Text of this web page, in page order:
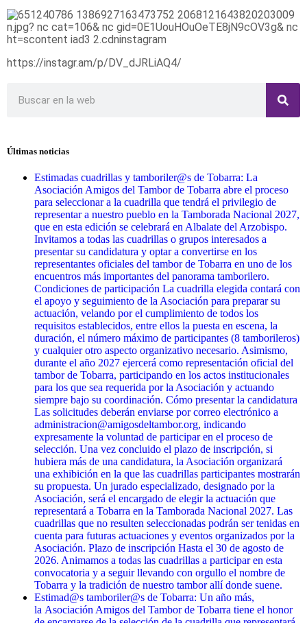
https://instagr.am/p/DV_dJRLiAQ4/
Últimas noticias
Estimadas cuadrillas y tamboriler@s de Tobarra: La
Asociación Amigos del Tambor de Tobarra abre el proceso
para seleccionar a la cuadrilla que tendrá el privilegio de
representar a nuestro pueblo en la Tamborada Nacional 2027,
que en esta edición se celebrará en Albalate del Arzobispo.
Invitamos a todas las cuadrillas o grupos interesados a
presentar su candidatura y optar a convertirse en los
representantes oficiales del tambor de Tobarra en uno de los
encuentros más importantes del panorama tamborilero.
Condiciones de participación La cuadrilla elegida contará con
el apoyo y seguimiento de la Asociación para preparar su
actuación, velando por el cumplimiento de todos los
requisitos establecidos, entre ellos la puesta en escena, la
duración, el número máximo de participantes (8 tamborileros)
y cualquier otro aspecto organizativo necesario. Asimismo,
durante el año 2027 ejercerá como representación oficial del
tambor de Tobarra, participando en los actos institucionales
para los que sea requerida por la Asociación y actuando
siempre bajo su coordinación. Cómo presentar la candidatura
Las solicitudes deberán enviarse por correo electrónico a
administracion@amigosdeltambor.org, indicando
expresamente la voluntad de participar en el proceso de
selección. Una vez concluido el plazo de inscripción, si
hubiera más de una candidatura, la Asociación organizará
una exhibición en la que las cuadrillas participantes mostrarán
su propuesta. Un jurado especializado, designado por la
Asociación, será el encargado de elegir la actuación que
representará a Tobarra en la Tamborada Nacional 2027. Las
cuadrillas que no resulten seleccionadas podrán ser tenidas en
cuenta para futuras actuaciones y eventos organizados por la
Asociación. Plazo de inscripción Hasta el 30 de agosto de
2026. Animamos a todas las cuadrillas a participar en esta
convocatoria y a seguir llevando con orgullo el nombre de
Tobarra y la tradición de nuestro tambor allí donde suene.
Estimad@s tamboriler@s de Tobarra: Un año más,
la Asociación Amigos del Tambor de Tobarra tiene el honor